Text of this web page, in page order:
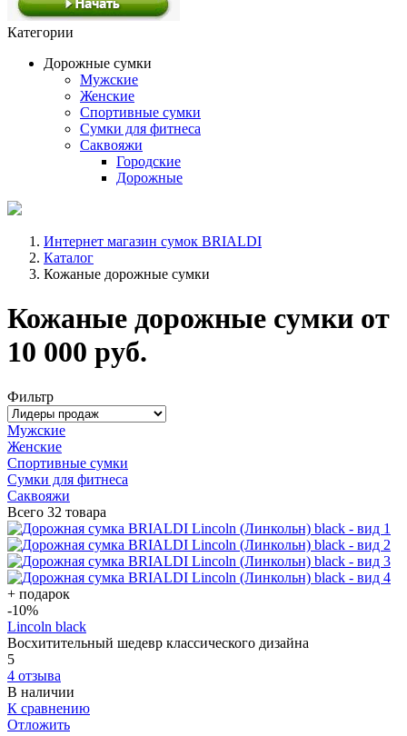
Категории
Дорожные сумки
Мужские
Женские
Спортивные сумки
Сумки для фитнеса
Саквояжи
Городские
Дорожные
Интернет магазин сумок BRIALDI
Каталог
Кожаные дорожные сумки
Кожаные дорожные сумки от
10 000 руб.
Фильтр
Мужские
Женские
Спортивные сумки
Сумки для фитнеса
Саквояжи
Всего 32 товара
+ подарок
-10%
Lincoln black
Восхитительный шедевр классического дизайна
5
4 отзыва
В наличии
К сравнению
Отложить